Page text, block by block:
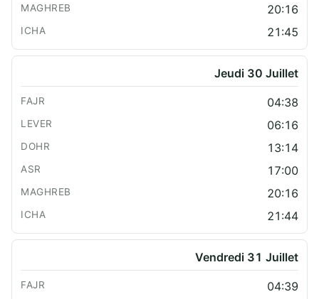
20:16
21:45
Jeudi 30 Juillet
04:38
06:16
13:14
17:00
20:16
21:44
Vendredi 31 Juillet
04:39